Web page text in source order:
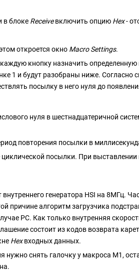
в блоке Receiveвключить опцию Hex-
откроется окно Macro Settings.
кнопку назначить
1 и будут разобраны ниже. Согласно
посылку в него нуля до
нуля в шестнадцатеричной
повторения посылки в
посылки. При выставлении
генератора HSI на 8МГц.
причине алгоритм загрузчика
PC. Как только внутренняя
состоит из кодов возврата
Hexвходных данных.
нужно снять галочку у макроса М1,